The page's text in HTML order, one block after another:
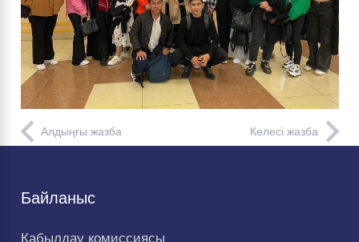
Алдыңғы жазба Келесі жазба
Байланыс
Қабылдау комиссиясы